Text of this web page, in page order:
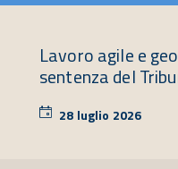
Lavoro agile e
sentenza del
28 luglio 2026